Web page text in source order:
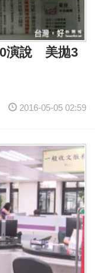
演說 美拋3
2016-05-05 02:59